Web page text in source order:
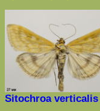
Sitochroa verticalis